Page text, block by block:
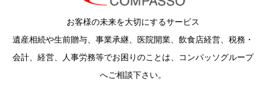
お客様の未来を大切にするサービス
遺産相続や生前贈与、事業承継、医院開業、飲食店経営、税務・
会計、経営、人事労務等でお困りのことは、コンパッソグループ
へご相談下さい。